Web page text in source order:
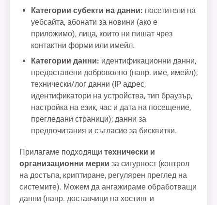
Категории субекти на данни: посетители на
уебсайта, абонати за новини (ако е
приложимо), лица, които ни пишат чрез
контактни форми или имейл.
Категории данни: идентификационни данни,
предоставени доброволно (напр. име, имейл);
технически/лог данни (IP адрес,
идентификатори на устройства, тип браузър,
настройка на език, час и дата на посещение,
прегледани страници); данни за
предпочитания и съгласие за бисквитки.
Прилагаме подходящи технически и
организационни мерки за сигурност (контрол
на достъпа, криптиране, регулярен преглед на
системите). Можем да ангажираме обработващи
данни (напр. доставчици на хостинг и